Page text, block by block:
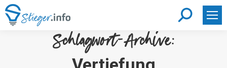
Search:
Schlagwort-Archive: